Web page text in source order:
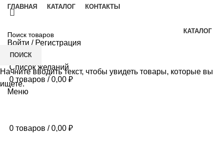
ГЛАВНАЯ КАТАЛОГ КОНТАКТЫ
КАТАЛОГ
Войти / Регистрация
Список желаний
0 товаров / 0,00 ₽
Меню
0 товаров / 0,00 ₽
ПОИСК
Начните вводить текст, чтобы увидеть товары, которые вы
ищете.